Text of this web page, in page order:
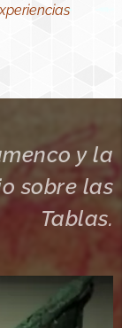
y la
sobre las
Tablas.